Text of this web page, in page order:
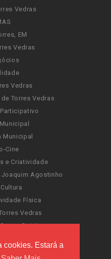
cookies. Estará a
Vedras
EM
Vedras
Vedras
Torres Vedras
Municipal
Cine
e Criatividade
Agostinho
Física
Vedras
Spirit